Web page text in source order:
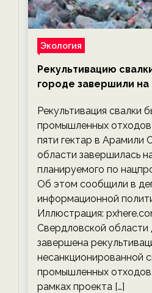
Экология
Рекультивацию
городе завершили
экологии на
Рекультивация свалки
промышленных
пяти гектар в Арамили
области завершилась
планируемого по
Об этом сообщили в
информационной
Иллюстрация:
Свердловской области
завершена
несанкционированной
промышленных
рамках проекта […]